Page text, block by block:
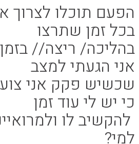
הפעם תוכלו לצרוך
בכל זמן שתרצו
בהליכה/ ריצה//
אני הגעתי למצב
שכשיש פקק אני
כי יש לי עוד זמן
להקשיב לו
למי?